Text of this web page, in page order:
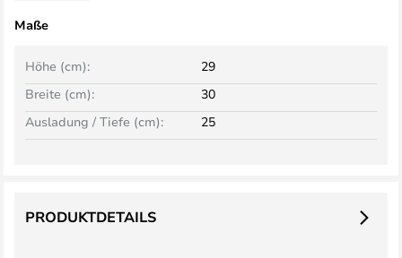
Maße
Breite (cm): 30
Höhe (cm): 29
Ausladung / Tiefe (cm): 25
PRODUKTDETAILS